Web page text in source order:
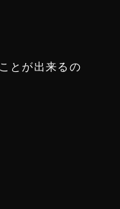
とが出来るの